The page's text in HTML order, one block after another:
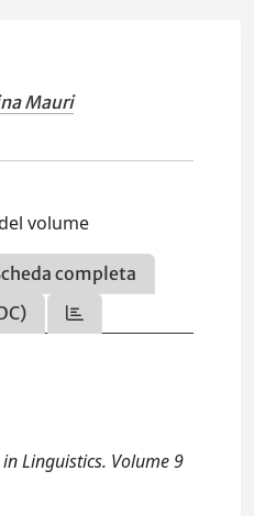
Mauri
volume
completa
Linguistics. Volume 9